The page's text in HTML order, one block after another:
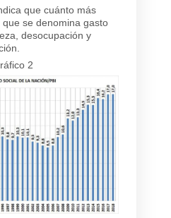
que cuánto más
se denomina gasto
desocupación y
2